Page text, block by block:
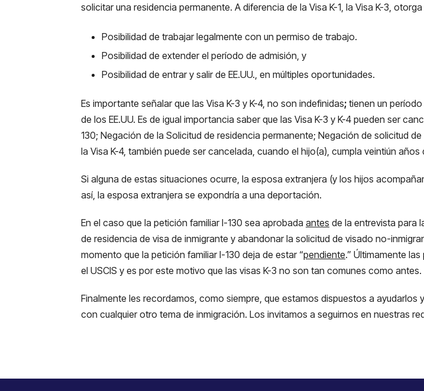
solicitar una residencia permanente. A diferencia de la Visa K-1, la Visa K-3,
Posibilidad de trabajar legalmente con un permiso de trabajo.
Posibilidad de extender el período de admisión, y
Posibilidad de entrar y salir de EE.UU., en múltiples oportunidades.
Es importante señalar que las Visa K-3 y K-4, no son indefinidas; tienen un
de los EE.UU. Es de igual importancia saber que las Visa K-3 y K-4 pueden ser
130; Negación de la Solicitud de residencia permanente; Negación de solicitud
la Visa K-4, también puede ser cancelada, cuando el hijo(a), cumpla veintiún
Si alguna de estas situaciones ocurre, la esposa extranjera (y los hijos
así, la esposa extranjera se expondría a una deportación.
En el caso que la petición familiar I-130 sea aprobada antes de la entrevista para
de residencia de visa de inmigrante y abandonar la solicitud de visado no-
momento que la petición familiar I-130 deja de estar “pendiente.” Últimamente
el USCIS y es por este motivo que las visas K-3 no son tan comunes como antes.
Finalmente les recordamos, como siempre, que estamos dispuestos a
con cualquier otro tema de inmigración. Los invitamos a seguirnos en nuestras